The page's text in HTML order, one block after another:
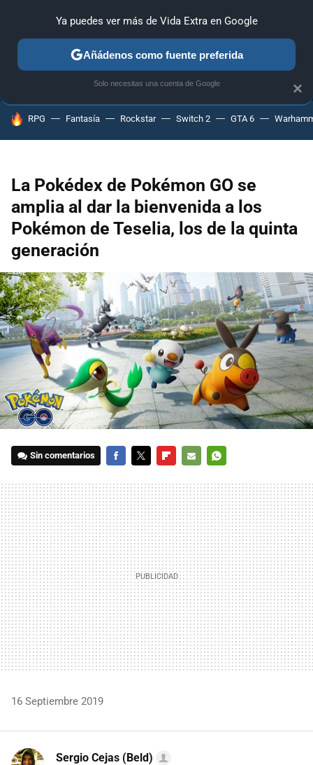
ANÁLISIS GUÍAS Y TRUCOS PC SONY NINTENDO
HOY SE HABLA DE
RPG Fantasía Rockstar Switch 2 GTA 6
La Pokédex de Pokémon GO se
amplia al dar la bienvenida a los
Pokémon de Teselia, los de la quinta
generación
Sin comentarios
MAIL
16 Septiembre 2019
Sergio Cejas (Beld)
×
Ya puedes ver más de Vida Extra en Google
Añádenos como fuente preferida
Solo necesitas una cuenta de Google